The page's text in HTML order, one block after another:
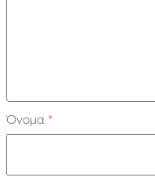
Όνομα *